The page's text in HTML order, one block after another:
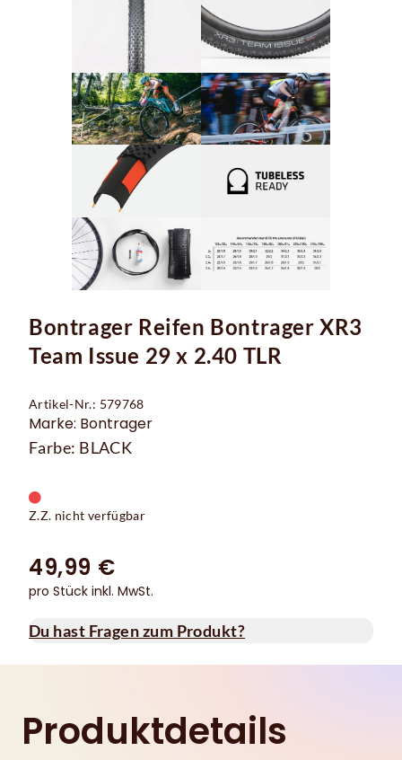
Bontrager Reifen Bontrager XR3
Team Issue 29 x 2.40 TLR
Artikel-Nr.: 579768
Marke: Bontrager
Farbe: BLACK
Z.Z. nicht verfügbar
49,99 €
pro Stück inkl. MwSt.
Du hast Fragen zum Produkt?
Produktdetails